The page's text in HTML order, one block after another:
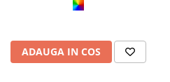
ACCESORII DE IARNĂ
Eșarfe
ADAUGA IN COS